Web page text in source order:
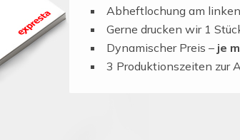
Abheftlochung am
Gerne drucken wir 1
Dynamischer Preis – je
3 Produktionszeiten zur